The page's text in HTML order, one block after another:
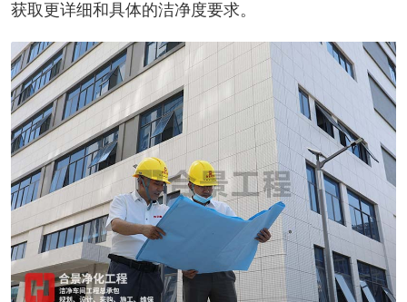
获取更详细和具体的洁净度要求。